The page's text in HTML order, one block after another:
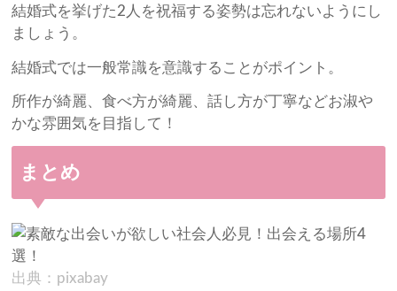
結婚式を挙げた2人を祝福する姿勢は忘れないようにし
ましょう。
結婚式では一般常識を意識することがポイント。
所作が綺麗、食べ方が綺麗、話し方が丁寧などお淑や
かな雰囲気を目指して！
まとめ
出典：pixabay